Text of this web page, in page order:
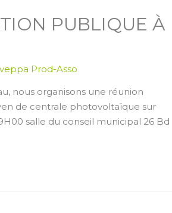
PUBLIQUE À
Prod-Asso
nous organisons une réunion
de centrale photovoltaïque sur
salle du conseil municipal 26 Bd